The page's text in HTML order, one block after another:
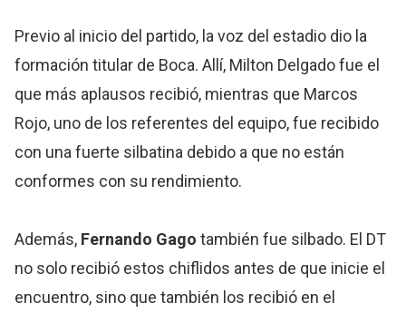
Previo al inicio del partido, la voz del estadio dio la
formación titular de Boca. Allí, Milton Delgado fue el
que más aplausos recibió, mientras que Marcos
Rojo, uno de los referentes del equipo, fue recibido
con una fuerte silbatina debido a que no están
conformes con su rendimiento.
Además, Fernando Gago también fue silbado. El DT
no solo recibió estos chiflidos antes de que inicie el
encuentro, sino que también los recibió en el